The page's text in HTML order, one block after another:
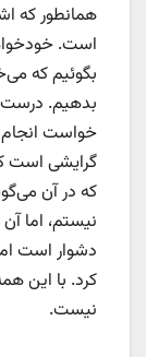
همانطور که
است.
بگوئیم که
بدهیم.
خواست انجام
گرایشی است
که در آن
نیستم، اما
دشوار است
کرد. با این
نیست.